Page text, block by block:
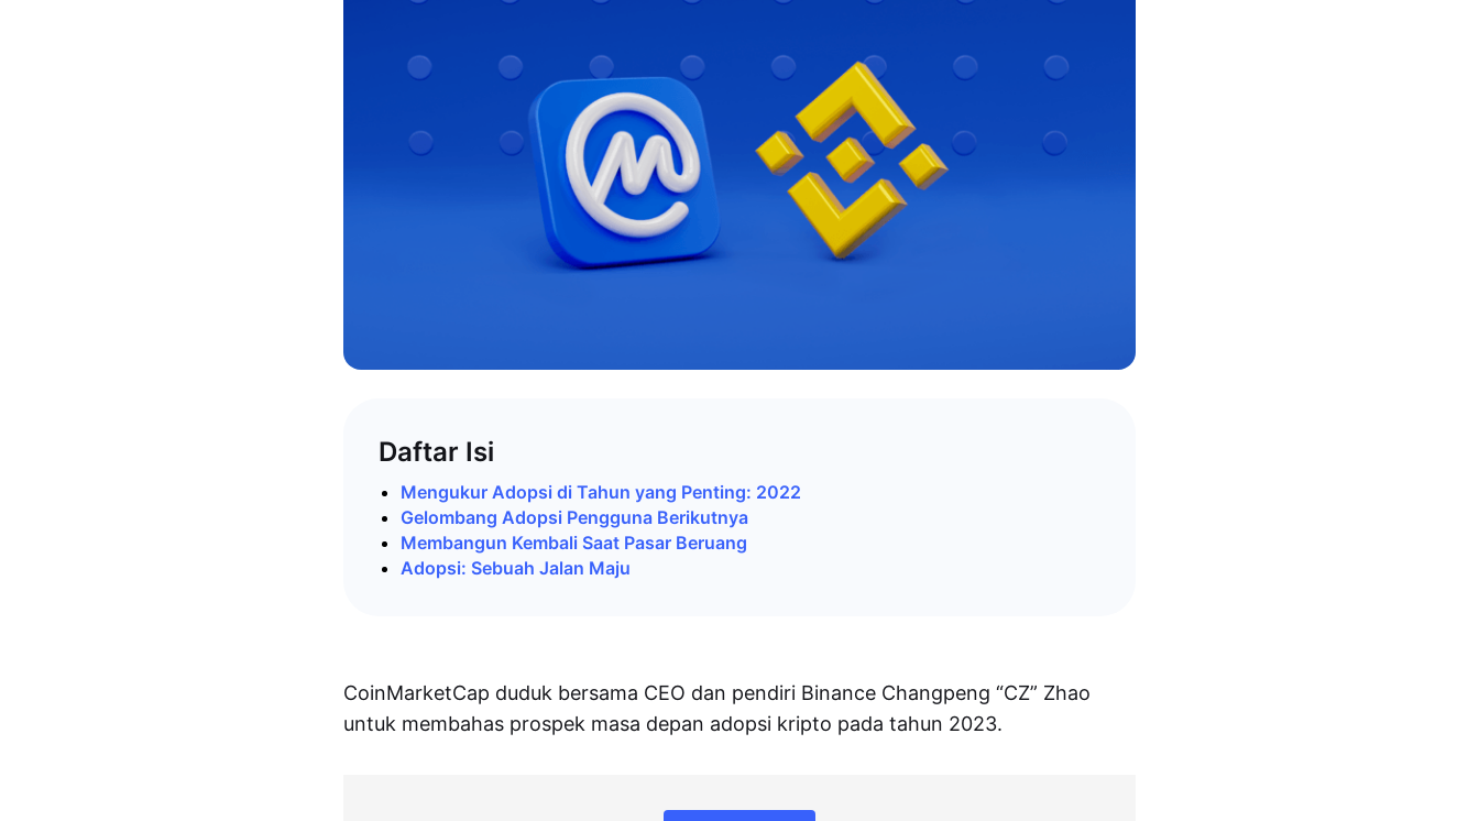
Daftar Isi
Mengukur Adopsi di Tahun yang Penting: 2022
Gelombang Adopsi Pengguna Berikutnya
Membangun Kembali Saat Pasar Beruang
Adopsi: Sebuah Jalan Maju
CoinMarketCap duduk bersama CEO dan pendiri Binance Changpeng “CZ” Zhao
untuk membahas prospek masa depan adopsi kripto pada tahun 2023.